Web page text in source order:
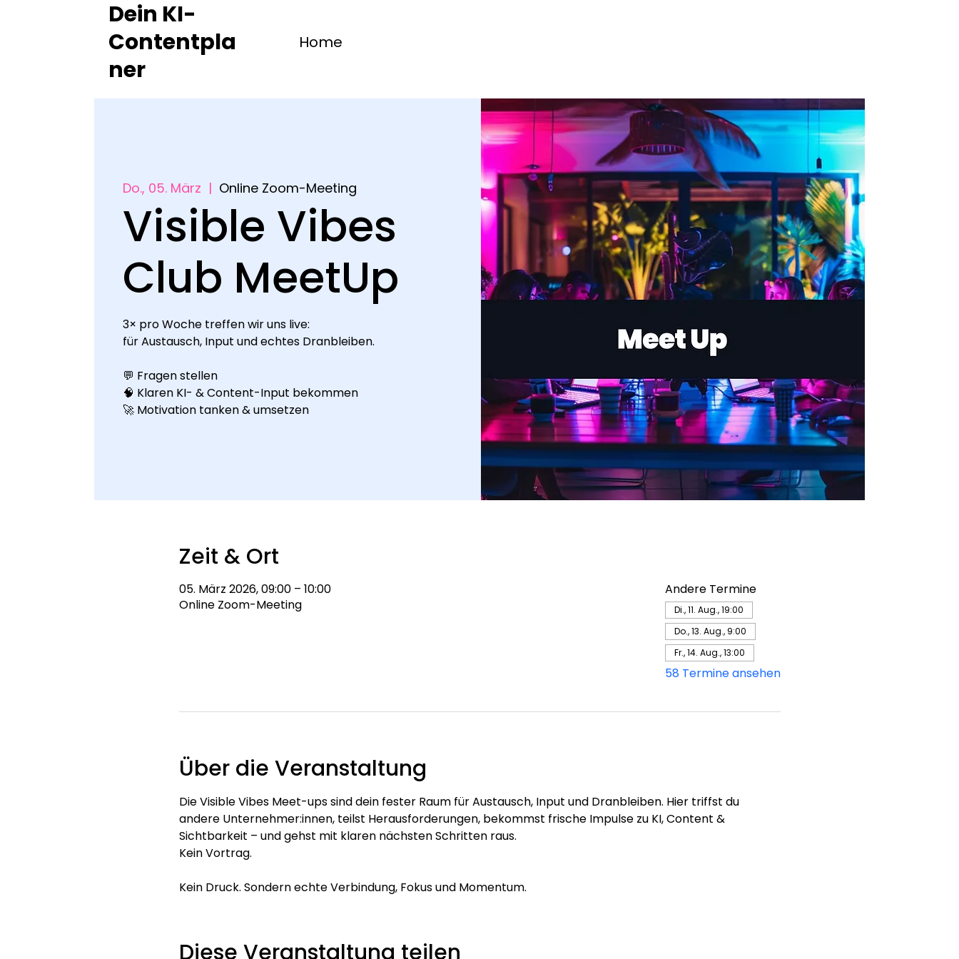
Dein KI-
Contentpla
ner
Home
Do., 05. März
  |
Online Zoom-Meeting
Visible Vibes
Club MeetUp
3× pro Woche treffen wir uns live:
für Austausch, Input und echtes Dranbleiben.
💬 Fragen stellen
🧠 Klaren KI- & Content-Input bekommen
🚀 Motivation tanken & umsetzen
Zeit & Ort
05. März 2026, 09:00 – 10:00
Online Zoom-Meeting
Andere Termine
Di., 11. Aug., 19:00
Do., 13. Aug., 9:00
Fr., 14. Aug., 13:00
58 Termine ansehen
Über die Veranstaltung
Die Visible Vibes Meet-ups sind dein fester Raum für Austausch, Input und Dranbleiben. Hier triffst du
andere Unternehmer:innen, teilst Herausforderungen, bekommst frische Impulse zu KI, Content &
Sichtbarkeit – und gehst mit klaren nächsten Schritten raus.
Kein Vortrag.
Kein Druck. Sondern echte Verbindung, Fokus und Momentum.
Diese Veranstaltung teilen